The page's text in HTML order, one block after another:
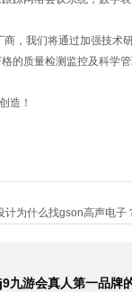
，我们将通过加强技
的质量检测监控及科学
造！
计为什么找gson高声电子
j9九游会真人第一品牌